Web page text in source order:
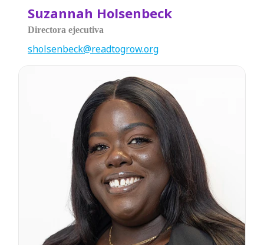
Suzannah Holsenbeck
Directora ejecutiva
sholsenbeck@readtogrow.org